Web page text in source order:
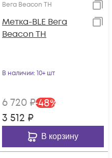
Вега Beacon TH
Метка-BLE Вега
Beacon TH
В наличии: 10+ шт
6 720 ₽-48%
3 512 ₽
В корзину